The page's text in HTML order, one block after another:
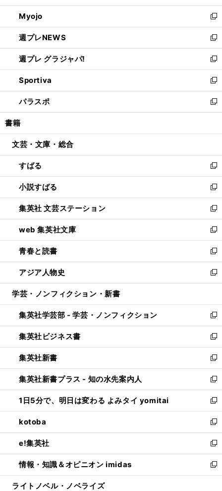
開
く
ウ
で
開
く
ン
ド
ウ
で
開
く
ウ
ィ
ン
ド
ウ
で
開
く
Myojo
新
し
い
ウ
ィ
ン
ド
ウ
で
開
週プレNEWS
新
し
い
ウ
ィ
ン
ド
ウ
開
週プレ グラジャパ!
新
し
い
ウ
ィ
ン
ウ
開
く
Sportiva
新
し
い
ウ
ン
ウ
で
開
く
パラスポ
新
し
ウ
ン
ド
ウ
で
開
く
書籍
文芸・文庫・総合
すばる
新
し
い
ウ
ィ
ン
ド
ウ
で
開
く
小説すばる
新
し
い
ウ
ィ
ン
ド
ウ
で
開
集英社 文芸ステーション
新
し
い
ウ
ィ
ン
ド
ウ
開
く
web 集英社文庫
新
し
い
ウ
ィ
ン
ウ
で
開
く
青春と読書
新
し
い
ウ
ン
ド
ウ
で
開
く
アジア人物史
新
し
ウ
ィ
ン
ド
ウ
で
開
く
学芸・ノンフィクション・新書
集英社学芸部 - 学芸・ノンフィクション
新
し
い
ウ
ィ
ン
ド
ウ
で
開
く
集英社ビジネス書
新
し
い
ウ
ィ
ン
ド
ウ
で
開
く
集英社新書
新
し
い
ウ
ィ
ン
ド
ウ
で
開
く
集英社新書プラス - 知の水先案内人
新
し
い
ウ
ィ
ン
ド
ウ
で
開
1日5分で、明日は変わる よみタイ yomitai
新
し
い
ウ
ィ
ン
ド
ウ
kotoba
新
し
い
ウ
ィ
ン
e!集英社
新
し
い
ウ
情報・知識＆オピニオン imidas
新
し
ライトノベル・ノベライズ